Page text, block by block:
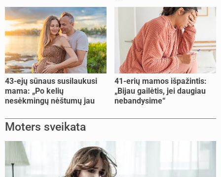
šoke“
43-ejų sūnaus susilaukusi
mama: „Po kelių
nesėkmingų nėštumų jau
41-erių mamos išpažintis:
„Bijau gailėtis, jei daugiau
nebandysime“
Moters sveikata